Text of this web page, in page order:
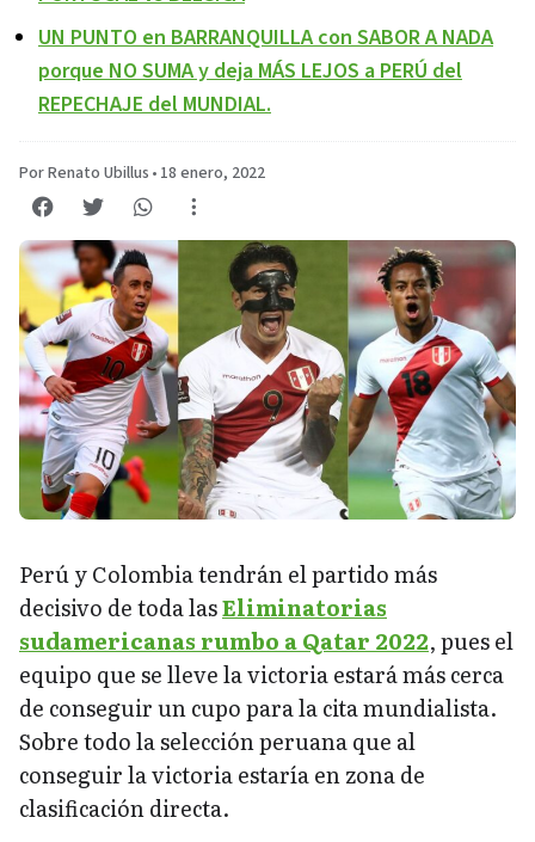
UN PUNTO en BARRANQUILLA con SABOR A NADA
porque NO SUMA y deja MÁS LEJOS a PERÚ del
REPECHAJE del MUNDIAL.
Por Renato Ubillus • 18 enero, 2022
Perú y Colombia tendrán el partido más
decisivo de toda lasEliminatorias
sudamericanas rumbo a Qatar 2022, pues el
equipo que se lleve la victoria estará más cerca
de conseguir un cupo para la cita mundialista.
Sobre todo la selección peruana que al
conseguir la victoria estaría en zona de
clasificación directa.